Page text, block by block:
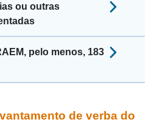
ou outras
pelo menos, 183
de verba do